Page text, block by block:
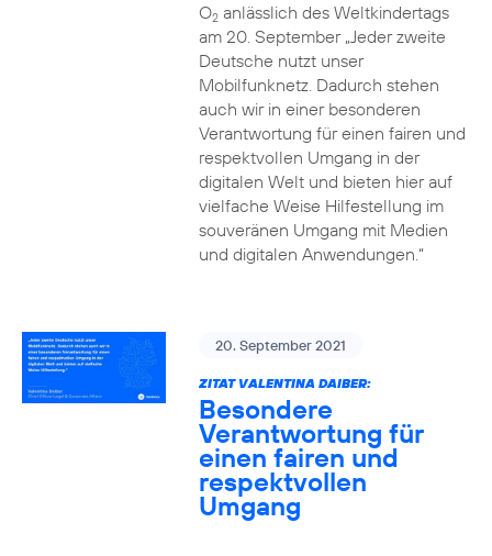
O2anlässlich des Weltkindertags
am 20. September „Jeder zweite
Deutsche nutzt unser
Mobilfunknetz. Dadurch stehen
auch wir in einer besonderen
Verantwortung für einen fairen und
respektvollen Umgang in der
digitalen Welt und bieten hier auf
vielfache Weise Hilfestellung im
souveränen Umgang mit Medien
und digitalen Anwendungen.“
20. September 2021
ZITAT VALENTINA DAIBER:
Besondere
Verantwortung für
einen fairen und
respektvollen
Umgang